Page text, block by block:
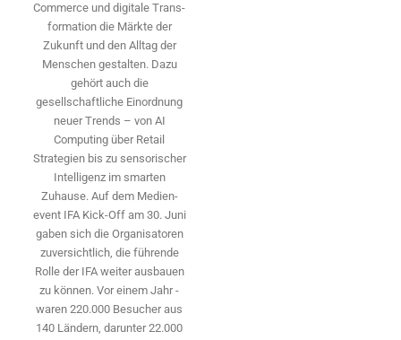
Commerce und digitale Trans­
formation die Märkte der
Zukunft und den Alltag der
Menschen gestalten. Dazu
gehört auch die
gesellschaftliche Einordnung
neuer Trends – von AI
Computing über Retail
Strategien bis zu sensorischer
Intelligenz im smarten
Zuhause. Auf dem Medien­
event IFA Kick-Off am 30. Juni
gaben sich die Organisatoren
zuversichtlich, die führende
Rolle der IFA weiter ausbauen
zu können. Vor einem Jahr ­
waren 220.000 Besucher aus
140 ­Ländern, ­darunter 22.000